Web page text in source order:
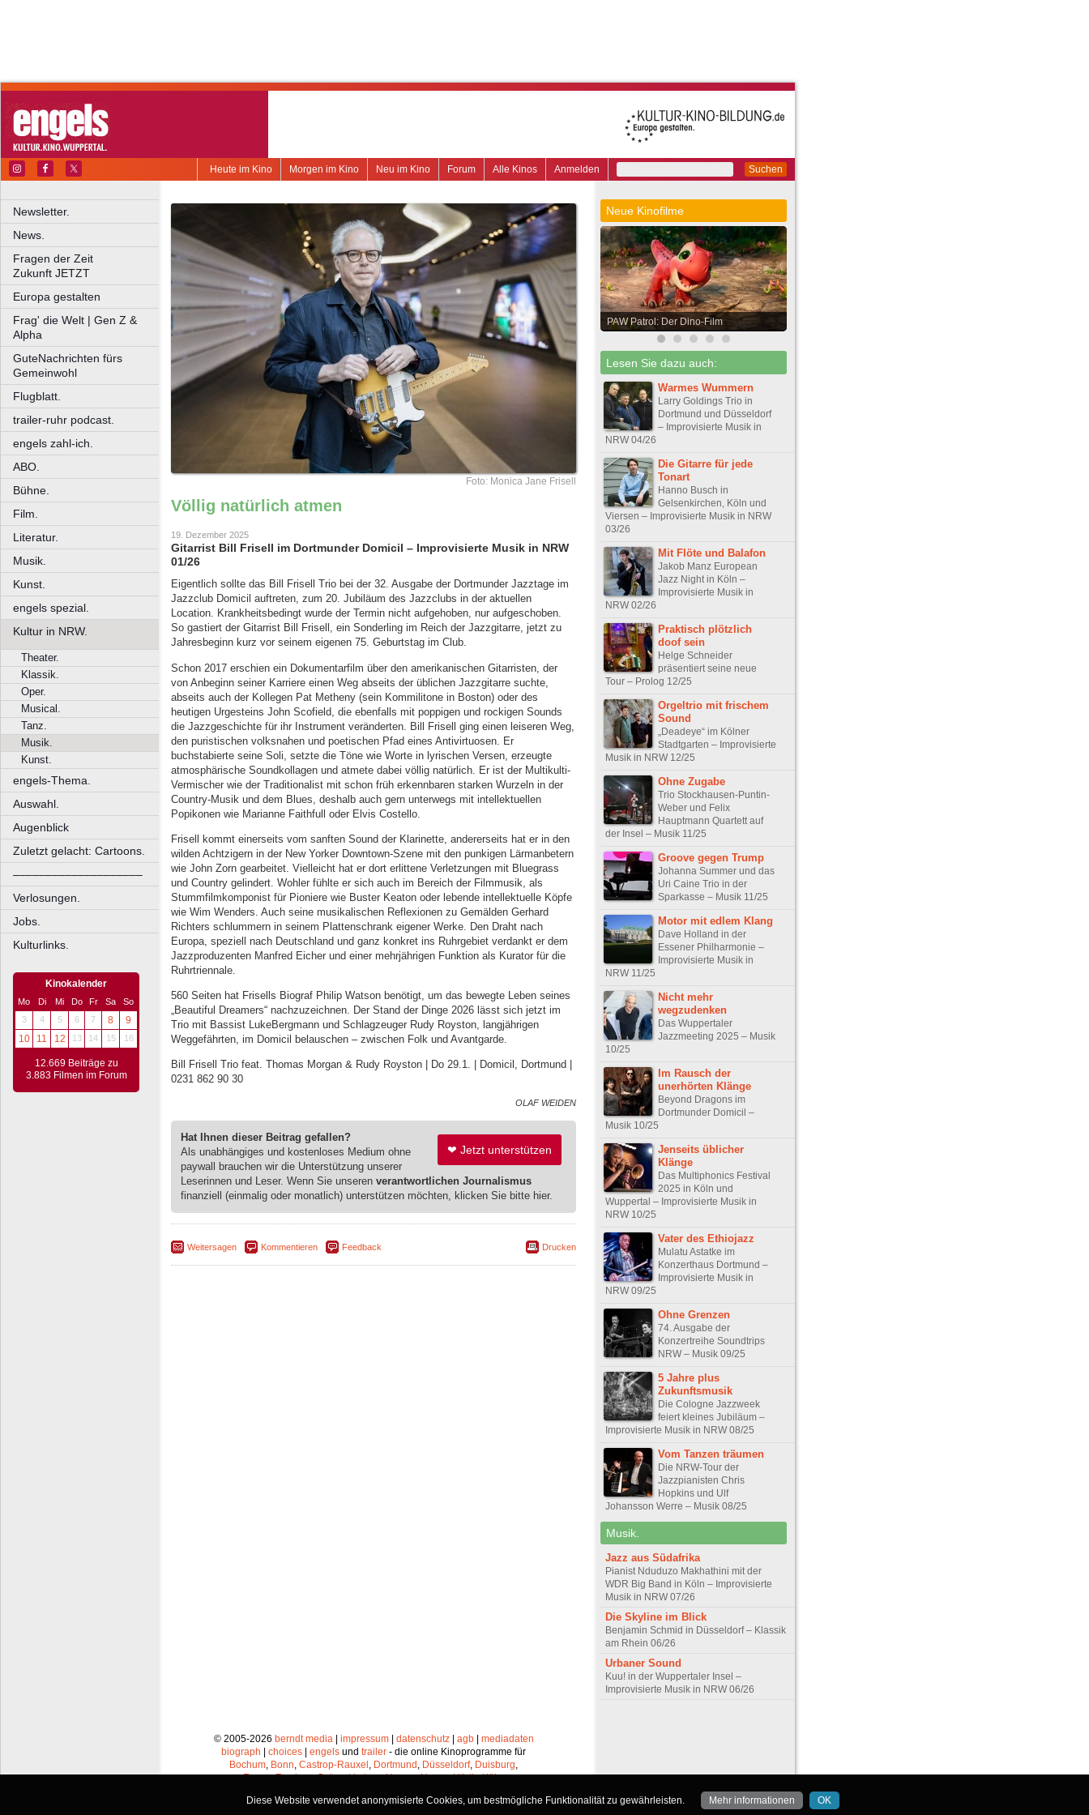
Suchen
Anmelden
Alle Kinos
Forum
Neu im Kino
Morgen im Kino
Heute im Kino
Newsletter.
News.
Fragen der Zeit
Zukunft JETZT
Europa gestalten
Frag' die Welt | Gen Z &
Alpha
GuteNachrichten fürs
Gemeinwohl
Flugblatt.
trailer-ruhr podcast.
engels zahl-ich.
ABO.
Bühne.
Film.
Literatur.
Musik.
Kunst.
engels spezial.
Kultur in NRW.
Theater.
Klassik.
Oper.
Musical.
Tanz.
Musik.
Kunst.
engels-Thema.
Auswahl.
Augenblick
Zuletzt gelacht: Cartoons.
––––––––––––––––––––
Verlosungen.
Jobs.
Kulturlinks.
Kinokalender
Mo Di Mi Do Fr Sa
So
3
4 5 6 7 8
9
10
11 12 13 14 15 16
12.669 Beiträge zu
3.883 Filmen im Forum
Foto: Monica Jane Frisell
Völlig natürlich atmen
19. Dezember 2025
Gitarrist Bill Frisell im Dortmunder Domicil – Improvisierte Musik in NRW
01/26
Eigentlich sollte das Bill Frisell Trio bei der 32. Ausgabe der Dortmunder Jazztage im
Jazzclub Domicil auftreten, zum 20. Jubiläum des Jazzclubs in der aktuellen
Location. Krankheitsbedingt wurde der Termin nicht aufgehoben, nur aufgeschoben.
So gastiert der Gitarrist Bill Frisell, ein Sonderling im Reich der Jazzgitarre, jetzt zu
Jahresbeginn kurz vor seinem eigenen 75. Geburtstag im Club.
Schon 2017 erschien ein Dokumentarfilm über den amerikanischen Gitarristen, der
von Anbeginn seiner Karriere einen Weg abseits der üblichen Jazzgitarre suchte,
abseits auch der Kollegen Pat Metheny (sein Kommilitone in Boston) oder des
heutigen Urgesteins John Scofield, die ebenfalls mit poppigen und rockigen Sounds
die Jazzgeschichte für ihr Instrument veränderten. Bill Frisell ging einen leiseren Weg,
den puristischen volksnahen und poetischen Pfad eines Antivirtuosen. Er
buchstabierte seine Soli, setzte die Töne wie Worte in lyrischen Versen, erzeugte
atmosphärische Soundkollagen und atmete dabei völlig natürlich. Er ist der Multikulti-
Vermischer wie der Traditionalist mit schon früh erkennbaren starken Wurzeln in der
Country-Musik und dem Blues, deshalb auch gern unterwegs mit intellektuellen
Popikonen wie Marianne Faithfull oder Elvis Costello.
Frisell kommt einerseits vom sanften Sound der Klarinette, andererseits hat er in den
wilden Achtzigern in der New Yorker Downtown-Szene mit den punkigen Lärmanbetern
wie John Zorn gearbeitet. Vielleicht hat er dort erlittene Verletzungen mit Bluegrass
und Country gelindert. Wohler fühlte er sich auch im Bereich der Filmmusik, als
Stummfilmkomponist für Pioniere wie Buster Keaton oder lebende intellektuelle Köpfe
wie Wim Wenders. Auch seine musikalischen Reflexionen zu Gemälden Gerhard
Richters schlummern in seinem Plattenschrank eigener Werke. Den Draht nach
Europa, speziell nach Deutschland und ganz konkret ins Ruhrgebiet verdankt er dem
Jazzproduzenten Manfred Eicher und einer mehrjährigen Funktion als Kurator für die
Ruhrtriennale.
560 Seiten hat Frisells Biograf Philip Watson benötigt, um das bewegte Leben seines
„Beautiful Dreamers“ nachzuzeichnen. Der Stand der Dinge 2026 lässt sich jetzt im
Trio mit Bassist LukeBergmann und Schlagzeuger Rudy Royston, langjährigen
Weggefährten, im Domicil belauschen – zwischen Folk und Avantgarde.
Bill Frisell Trio feat. Thomas Morgan & Rudy Royston | Do 29.1. | Domicil, Dortmund |
0231 862 90 30
OLAF WEIDEN
❤ Jetzt unterstützen
Hat Ihnen dieser Beitrag gefallen?
Als unabhängiges und kostenloses Medium ohne
paywall brauchen wir die Unterstützung unserer
Leserinnen und Leser. Wenn Sie unseren verantwortlichen Journalismus
finanziell (einmalig oder monatlich) unterstützen möchten, klicken Sie bitte hier.
Weitersagen Kommentieren Feedback Drucken
Neue Kinofilme
PAW Patrol: Der Dino-Film
Lesen Sie dazu auch:
Warmes Wummern
Larry Goldings Trio in
Dortmund und Düsseldorf
– Improvisierte Musik in
NRW 04/26
Die Gitarre für jede
Tonart
Hanno Busch in
Gelsenkirchen, Köln und
Viersen – Improvisierte Musik in NRW
03/26
Mit Flöte und Balafon
Jakob Manz European
Jazz Night in Köln –
Improvisierte Musik in
NRW 02/26
Praktisch plötzlich
doof sein
Helge Schneider
präsentiert seine neue
Tour – Prolog 12/25
Orgeltrio mit frischem
Sound
„Deadeye“ im Kölner
Stadtgarten – Improvisierte
Musik in NRW 12/25
Ohne Zugabe
Trio Stockhausen-Puntin-
Weber und Felix
Hauptmann Quartett auf
der Insel – Musik 11/25
Groove gegen Trump
Johanna Summer und das
Uri Caine Trio in der
Sparkasse – Musik 11/25
Motor mit edlem Klang
Dave Holland in der
Essener Philharmonie –
Improvisierte Musik in
NRW 11/25
Nicht mehr
wegzudenken
Das Wuppertaler
Jazzmeeting 2025 – Musik
10/25
Im Rausch der
unerhörten Klänge
Beyond Dragons im
Dortmunder Domicil –
Musik 10/25
Jenseits üblicher
Klänge
Das Multiphonics Festival
2025 in Köln und
Wuppertal – Improvisierte Musik in
NRW 10/25
Vater des Ethiojazz
Mulatu Astatke im
Konzerthaus Dortmund –
Improvisierte Musik in
NRW 09/25
Ohne Grenzen
74. Ausgabe der
Konzertreihe Soundtrips
NRW – Musik 09/25
5 Jahre plus
Zukunftsmusik
Die Cologne Jazzweek
feiert kleines Jubiläum –
Improvisierte Musik in NRW 08/25
Vom Tanzen träumen
Die NRW-Tour der
Jazzpianisten Chris
Hopkins und Ulf
Johansson Werre – Musik 08/25
Musik.
Jazz aus Südafrika
Pianist Nduduzo Makhathini mit der
WDR Big Band in Köln – Improvisierte
Musik in NRW 07/26
Die Skyline im Blick
Benjamin Schmid in Düsseldorf – Klassik
am Rhein 06/26
Urbaner Sound
Kuu! in der Wuppertaler Insel –
Improvisierte Musik in NRW 06/26
© 2005-2026 berndt media| impressum| datenschutz| agb| mediadaten
biograph
choices engels und trailer - die online Kinoprogramme für
Bochum, Bonn, Castrop-Rauxel , Dortmund , Düsseldorf, Duisburg,
Essen,Frechen,Gelsenkirchen,Hagen,Herne,Hürth,Köln,
Recklinghausen,SolingenundWuppertal
Diese Website verwendet anonymisierte Cookies, um bestmögliche Funktionalität zu gewährleisten. Mehr informationen OK